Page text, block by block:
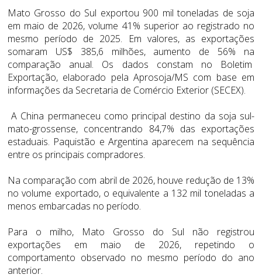
Mato Grosso do Sul exportou 900 mil toneladas de soja
em maio de 2026, volume 41% superior ao registrado no
mesmo período de 2025. Em valores, as exportações
somaram US$ 385,6 milhões, aumento de 56% na
comparação anual. Os dados constam no Boletim
Exportação, elaborado pela Aprosoja/MS com base em
informações da Secretaria de Comércio Exterior (SECEX).
A China permaneceu como principal destino da soja sul-
mato-grossense, concentrando 84,7% das exportações
estaduais. Paquistão e Argentina aparecem na sequência
entre os principais compradores.
Na comparação com abril de 2026, houve redução de 13%
no volume exportado, o equivalente a 132 mil toneladas a
menos embarcadas no período.
Para o milho, Mato Grosso do Sul não registrou
exportações em maio de 2026, repetindo o
comportamento observado no mesmo período do ano
anterior.